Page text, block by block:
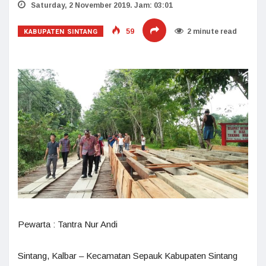
Saturday, 2 November 2019. Jam: 03:01
KABUPATEN SINTANG 59 2 minute read
Pewarta : Tantra Nur Andi
Sintang, Kalbar – Kecamatan Sepauk Kabupaten Sintang